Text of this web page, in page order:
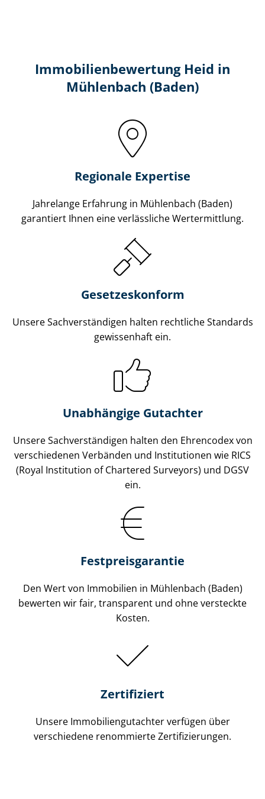
Immobilien­bewertung Heid in
Mühlenbach (Baden)
Regionale Expertise
Jahrelange Erfahrung in Mühlenbach (Baden)
garantiert Ihnen eine verlässliche Wertermittlung.
Gesetzes­konform
Unsere Sach­ver­stän­di­gen halten rechtliche Standards
gewissenhaft ein.
Unabhängige Gutachter
Unsere Sach­ver­stän­di­gen halten den Ehrencodex von
verschiedenen Verbänden und Institutionen wie RICS
(Royal Institution of Chartered Surveyors) und DGSV
ein.
Festpreis​garantie
Den Wert von Immobilien in Mühlenbach (Baden)
bewerten wir fair, transparent und ohne versteckte
Kosten.
Zertifiziert
Unsere Immobilien­gutachter verfügen über
verschiedene renommierte Zer­ti­fi­zie­run­gen.